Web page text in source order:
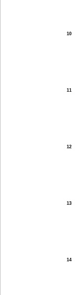
10
11
12
13
14